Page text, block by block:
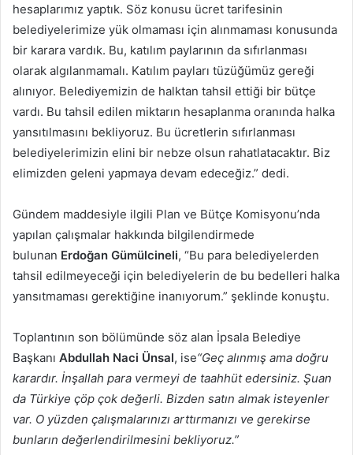
hesaplarımız yaptık. Söz konusu ücret tarifesinin
belediyelerimize yük olmaması için alınmaması konusunda
bir karara vardık. Bu, katılım paylarının da sıfırlanması
olarak algılanmamalı. Katılım payları tüzüğümüz gereği
alınıyor. Belediyemizin de halktan tahsil ettiği bir bütçe
vardı. Bu tahsil edilen miktarın hesaplanma oranında halka
yansıtılmasını bekliyoruz. Bu ücretlerin sıfırlanması
belediyelerimizin elini bir nebze olsun rahatlatacaktır. Biz
elimizden geleni yapmaya devam edeceğiz.” dedi.
Gündem maddesiyle ilgili Plan ve Bütçe Komisyonu’nda
yapılan çalışmalar hakkında bilgilendirmede
bulunan Erdoğan Gümülcineli, “Bu para belediyelerden
tahsil edilmeyeceği için belediyelerin de bu bedelleri halka
yansıtmaması gerektiğine inanıyorum.” şeklinde konuştu.
Toplantının son bölümünde söz alan İpsala Belediye
Başkanı Abdullah Naci Ünsal, ise“Geç alınmış ama doğru
karardır. İnşallah para vermeyi de taahhüt edersiniz. Şuan
da Türkiye çöp çok değerli. Bizden satın almak isteyenler
var. O yüzden çalışmalarınızı arttırmanızı ve gerekirse
bunların değerlendirilmesini bekliyoruz.”